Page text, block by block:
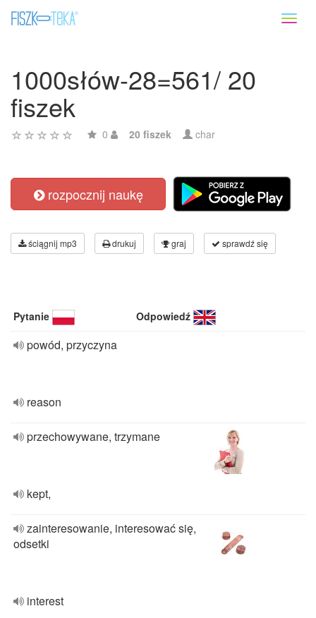
1000słów-28=561/ 20
fiszek
0 20 fiszek char
rozpocznij naukę
ściągnij mp3 drukuj graj sprawdź się
Pytanie Odpowiedź
powód, przyczyna
reason
przechowywane, trzymane
kept,
zainteresowanie, interesować się,
odsetki
interest